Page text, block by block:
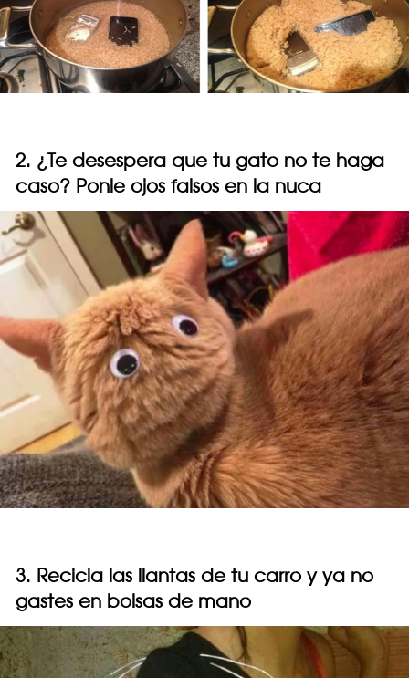
2. ¿Te desespera que tu gato no te haga
caso? Ponle ojos falsos en la nuca
3. Recicla las llantas de tu carro y ya no
gastes en bolsas de mano